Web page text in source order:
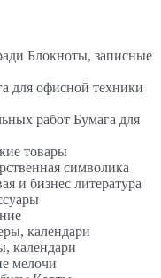
Блокноты, записные
для офисной техники
Бумага для
товары
символика
и бизнес литература
календари
мелочи